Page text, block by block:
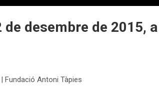
de desembre de
Fundació Antoni Tàpies